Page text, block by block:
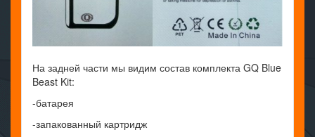
На задней части мы видим состав комплекта GQ Blue
Beast Kit:
-батарея
-запакованный картридж